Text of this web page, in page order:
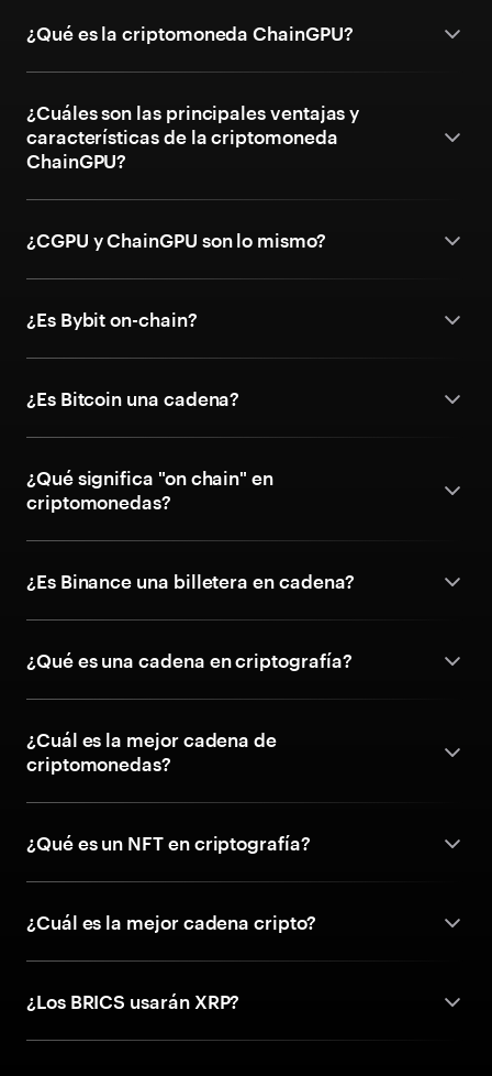
¿Qué es la criptomoneda ChainGPU?
¿Cuáles son las principales ventajas y
características de la criptomoneda
ChainGPU?
¿CGPU y ChainGPU son lo mismo?
¿Es Bybit on-chain?
¿Es Bitcoin una cadena?
¿Qué significa "on chain" en
criptomonedas?
¿Es Binance una billetera en cadena?
¿Qué es una cadena en criptografía?
¿Cuál es la mejor cadena de
criptomonedas?
¿Qué es un NFT en criptografía?
¿Cuál es la mejor cadena cripto?
¿Los BRICS usarán XRP?